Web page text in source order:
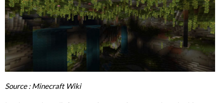
Source : Minecraft Wiki